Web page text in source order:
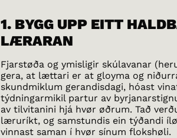
1. BYGG UPP EITT
LÆRARAN
Fjarstøða og ymisligir skúlavanar
gera, at lættari er at gloyma og
skundmiklum gerandisdagi, hóast
týdningarmikil partur av
av tilvitanini hjá hvør øðrum. Tað
læruríkt, og samstundis ein týðandi
vinnast saman í hvør sínum flokshøli.